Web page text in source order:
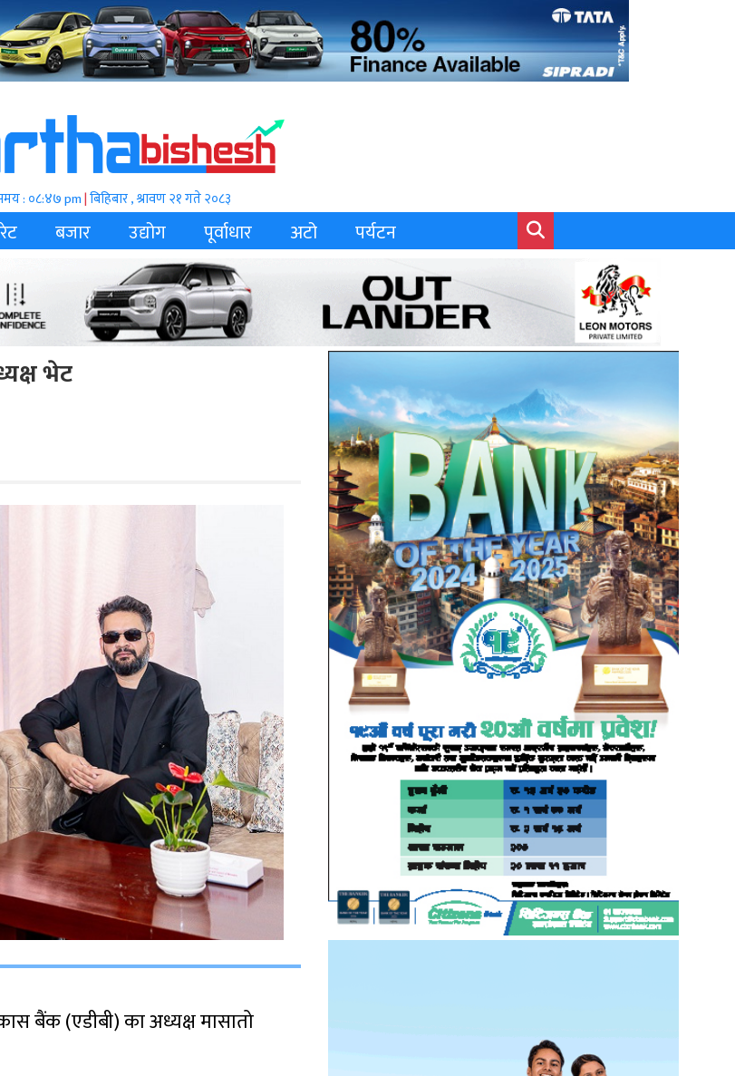
: ०८:४७ pm|बिहिबार , श्रावण २१ गते २०८३
बजार उद्योग पूर्वाधार अटो पर्यटन
भेट
बैंक (एडीबी) का अध्यक्ष मासातो